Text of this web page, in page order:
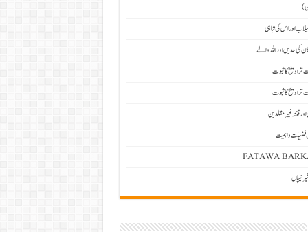
اور اس کی تباہی
کی حدیں اور اللہ والے
تراویح کا ثبوت
تراویح کا ثبوت
فتنہ غیرمقلدین
فضیلت و اہمیت
FATAWA